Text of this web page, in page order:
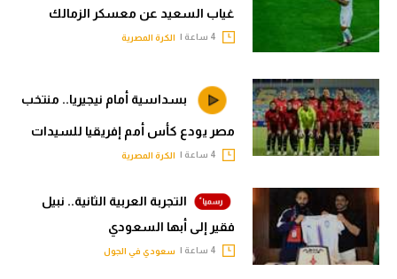
غياب السعيد عن معسكر الزمالك
الكرة المصرية
بسداسية أمام نيجيريا.. منتخب
مصر يودع كأس أمم إفريقيا للسيدات
الكرة المصرية
التجربة العربية الثانية.. نبيل
فقير إلى أبها السعودي
سعودي في الجول